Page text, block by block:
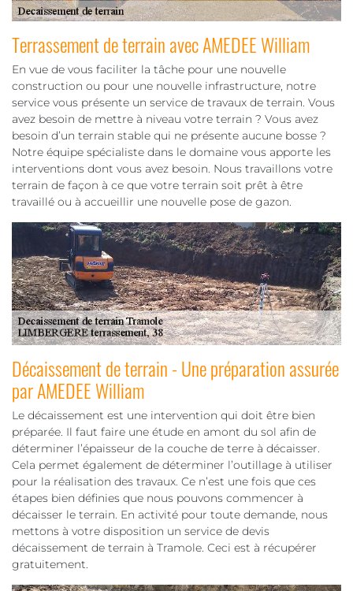
Terrassement de terrain avec AMEDEE William
En vue de vous faciliter la tâche pour une nouvelle
construction ou pour une nouvelle infrastructure, notre
service vous présente un service de travaux de terrain. Vous
avez besoin de mettre à niveau votre terrain ? Vous avez
besoin d’un terrain stable qui ne présente aucune bosse ?
Notre équipe spécialiste dans le domaine vous apporte les
interventions dont vous avez besoin. Nous travaillons votre
terrain de façon à ce que votre terrain soit prêt à être
travaillé ou à accueillir une nouvelle pose de gazon.
Décaissement de terrain - Une préparation assurée
par AMEDEE William
Le décaissement est une intervention qui doit être bien
préparée. Il faut faire une étude en amont du sol afin de
déterminer l’épaisseur de la couche de terre à décaisser.
Cela permet également de déterminer l’outillage à utiliser
pour la réalisation des travaux. Ce n’est une fois que ces
étapes bien définies que nous pouvons commencer à
décaisser le terrain. En activité pour toute demande, nous
mettons à votre disposition un service de devis
décaissement de terrain à Tramole. Ceci est à récupérer
gratuitement.